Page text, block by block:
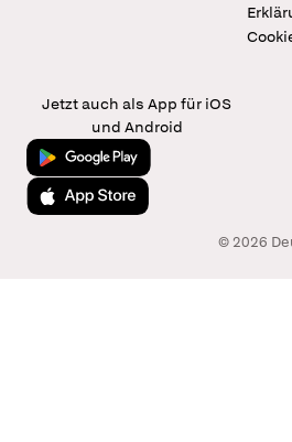
Jetzt auch als App für iOS
und Android
Jetzt bei Google Play
Laden im App Store
© 2026